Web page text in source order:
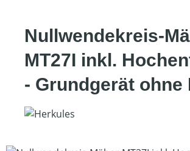
Nullwendekreis-
MT27I inkl.
- Grundgerät ohne